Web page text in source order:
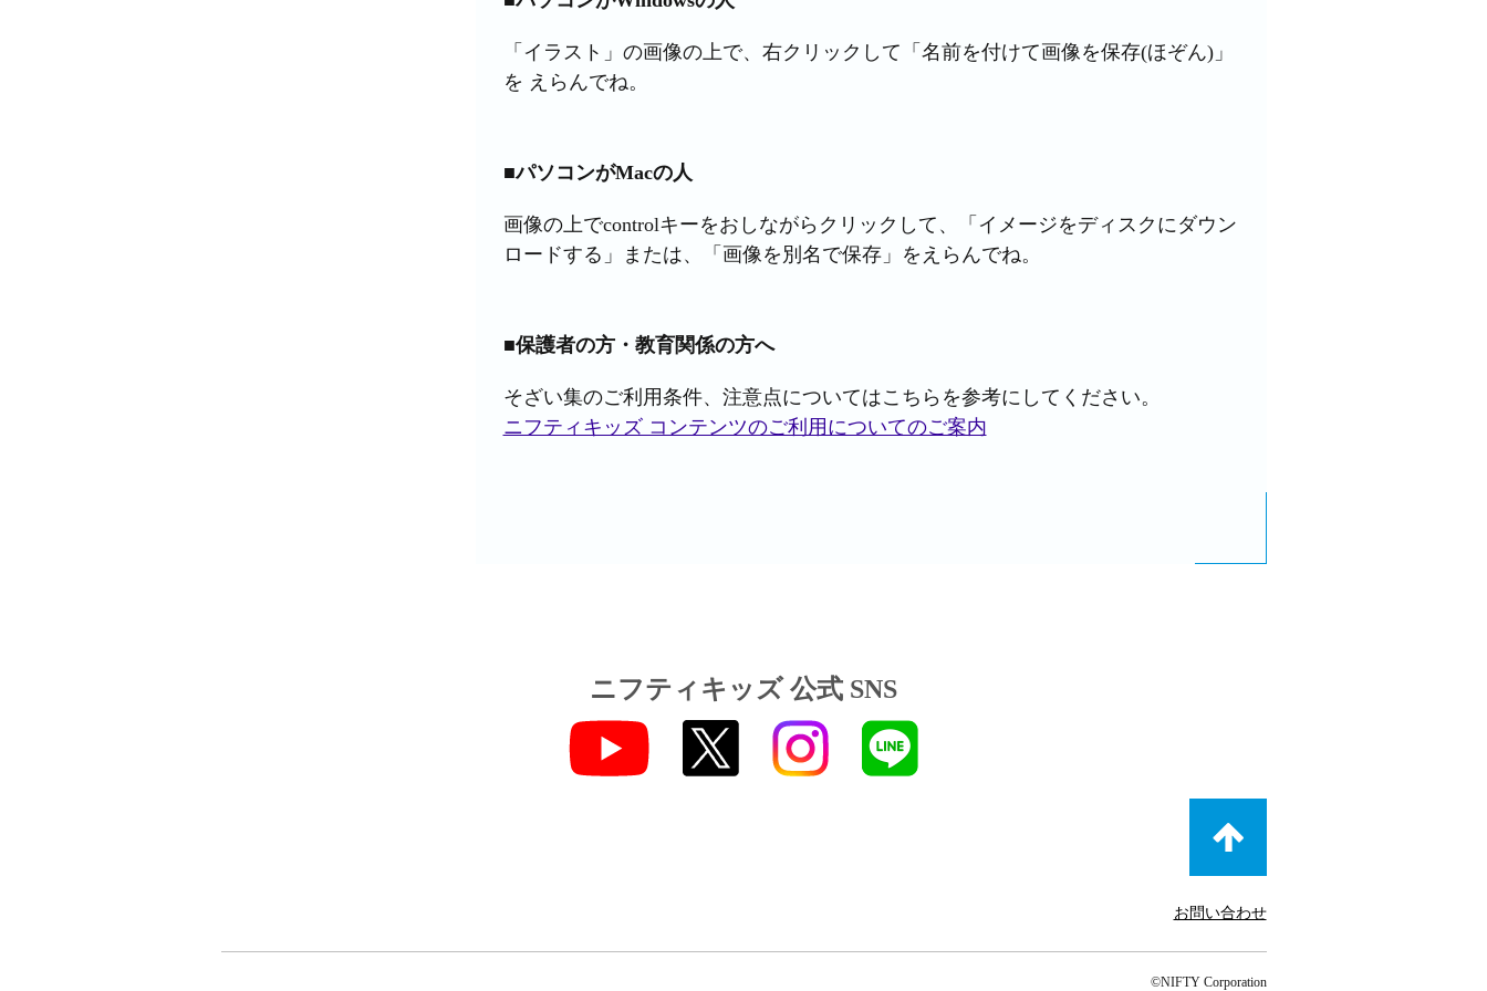
「イラスト」の画像の上で、右クリックして「名前を付けて画像を保存(ほぞん)」
を えらんでね。
■パソコンがMacの人
画像の上でcontrolキーをおしながらクリックして、「イメージをディスクにダウン
ロードする」または、「画像を別名で保存」をえらんでね。
■保護者の方・教育関係の方へ
そざい集のご利用条件、注意点についてはこちらを参考にしてください。
ニフティキッズ コンテンツのご利用についてのご案内
ニフティキッズ 公式 SNS
お問い合わせ
©NIFTY Corporation